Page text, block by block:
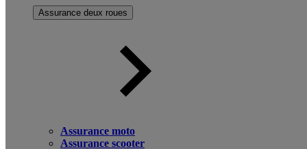
Assurance deux roues
Assurance moto
Assurance scooter